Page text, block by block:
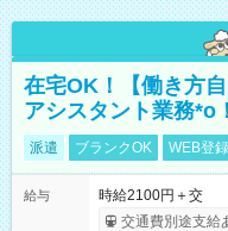
在宅OK！【働き方
アシスタント業務*o！
派遣 ブランクOK WEB登
給与
時給2100円＋交
交通費別途支給